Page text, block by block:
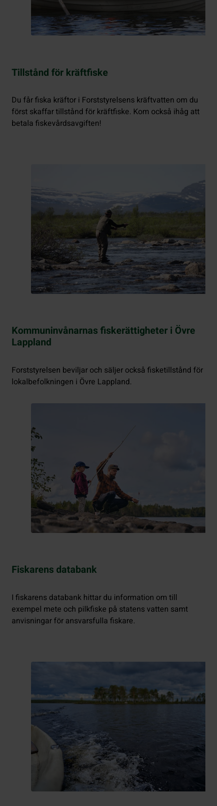
Tillstånd för kräftfiske
Du får fiska kräftor i Forststyrelsens kräftvatten om du
först skaffar tillstånd för kräftfiske. Kom också ihåg att
betala fiskevårdsavgiften!
Kommuninvånarnas fiskerättigheter i Övre
Lappland
Forststyrelsen beviljar och säljer också fisketillstånd för
lokalbefolkningen i Övre Lappland.
Fiskarens databank
I fiskarens databank hittar du information om till
exempel mete och pilkfiske på statens vatten samt
anvisningar för ansvarsfulla fiskare.